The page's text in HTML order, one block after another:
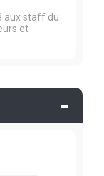
aux staff du
et